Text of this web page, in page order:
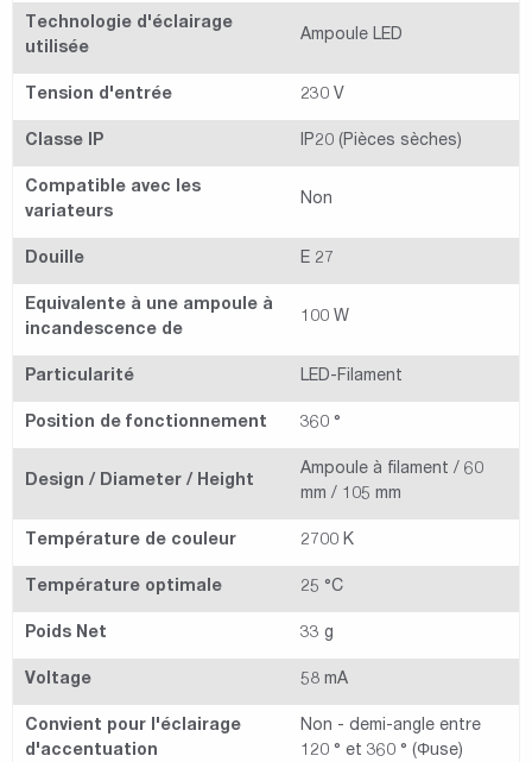
Technologie d'éclairage
utilisée
Ampoule LED
Tension d'entrée 230 V
Classe IP IP20 (Pièces sèches)
Compatible avec les
variateurs
Non
Douille E 27
Equivalente à une ampoule à
incandescence de
100 W
Particularité LED-Filament
Position de fonctionnement 360 °
Design / Diameter / Height
Ampoule à filament / 60
mm / 105 mm
Température de couleur 2700 K
Température optimale 25 °C
Poids Net 33 g
Voltage 58 mA
Convient pour l'éclairage
d'accentuation
Non - demi-angle entre
120 ° et 360 ° (Φuse)